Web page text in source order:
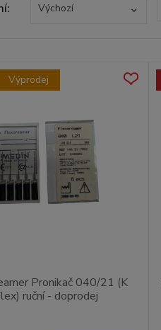
Výchozí
Výprodej
Pronikač 040/21 (K
ruční - doprodej